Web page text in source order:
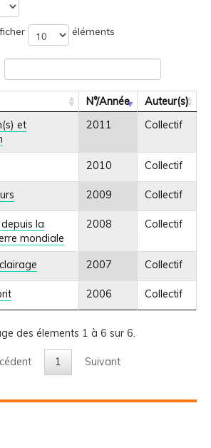
éléments
N°/Année
Auteur(s)
et
2011 Collectif
2010 Collectif
2009 Collectif
la
mondiale
2008 Collectif
2007 Collectif
2006 Collectif
des élements 1 à 6 sur 6.
1 Suivant